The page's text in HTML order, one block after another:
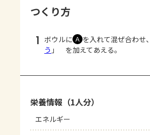
つくり方
1 ボウルに Ａ を入れて混ぜ合わせ
う 」 を加えてあえる。
栄養情報（1人分）
エネルギー